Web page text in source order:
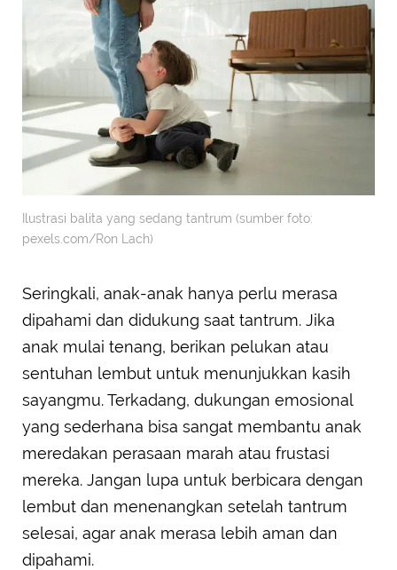
Ilustrasi balita yang sedang tantrum (sumber foto:
pexels.com/Ron Lach)
Seringkali, anak-anak hanya perlu merasa
dipahami dan didukung saat tantrum. Jika
anak mulai tenang, berikan pelukan atau
sentuhan lembut untuk menunjukkan kasih
sayangmu. Terkadang, dukungan emosional
yang sederhana bisa sangat membantu anak
meredakan perasaan marah atau frustasi
mereka. Jangan lupa untuk berbicara dengan
lembut dan menenangkan setelah tantrum
selesai, agar anak merasa lebih aman dan
dipahami.